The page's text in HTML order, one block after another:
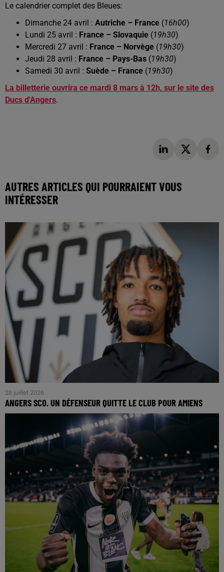
Le calendrier complet des Bleues:
Dimanche 24 avril : Autriche – France (16h00)
Lundi 25 avril : France – Slovaquie (19h30)
Mercredi 27 avril : France – Norvège (19h30)
Jeudi 28 avril : France – Pays-Bas (19h30)
Samedi 30 avril : Suède – France (19h30)
La billetterie ouvrira ce mardi 8 mars à 12h, sur le site des
Ducs d'Angers.
AUTRES ARTICLES QUI POURRAIENT VOUS
INTÉRESSER
28 juillet 2026
ANGERS SCO. UN DÉFENSEUR QUITTE LE CLUB POUR AMIENS